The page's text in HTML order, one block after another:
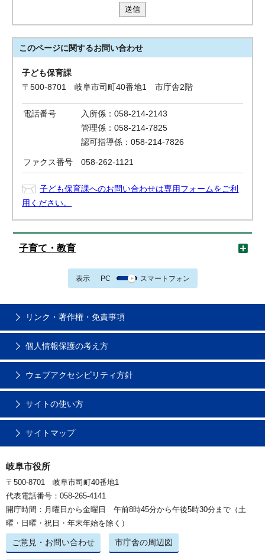
送信
このページに関するお問い合わせ
子ども保育課
〒500-8701 岐阜市司町40番地1 市庁舎2階
電話番号
入所係：058-214-2143
管理係：058-214-7825
認可指導係：058-214-7826
ファクス番号 058-262-1121
子ども保育課へのお問い合わせは専用フォームをご利
用ください。
子育て・教育
表示 PC スマートフォン
リンク・著作権・免責事項
個人情報保護の考え方
ウェブアクセシビリティ方針
サイトの使い方
サイトマップ
岐阜市役所
〒500-8701 岐阜市司町40番地1
代表電話番号：058-265-4141
開庁時間：月曜日から金曜日 午前8時45分から午後5時30分まで（土
曜・日曜・祝日・年末年始を除く）
ご意見・お問い合わせ 市庁舎の周辺図